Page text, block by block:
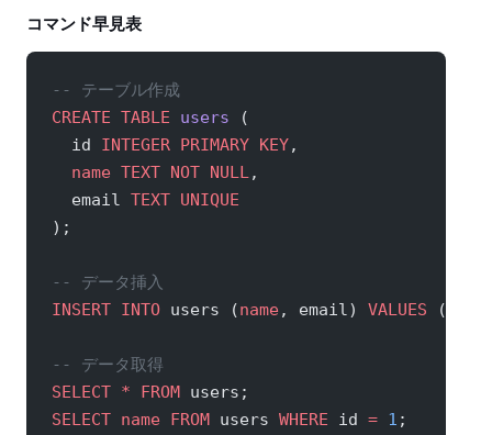
SQLコマンド早見表
-- テーブル作成
CREATE TABLE users (
  id
INTEGER PRIMARY KEY,
  name
TEXT NOT NULL,
  email
TEXT UNIQUE
);
-- データ挿入
INSERT INTO users (name, email) VALUES (
-- データ取得
SELECT * FROM users;
SELECT name FROM users WHERE id = 1 ;